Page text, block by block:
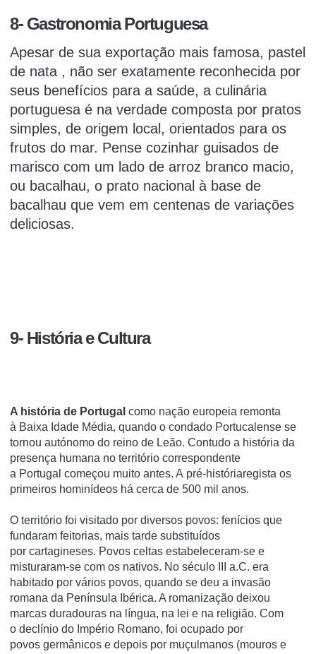
8- Gastronomia Portuguesa
Apesar de sua exportação mais famosa, pastel
de nata , não ser exatamente reconhecida por
seus benefícios para a saúde, a culinária
portuguesa é na verdade composta por pratos
simples, de origem local, orientados para os
frutos do mar. Pense cozinhar guisados de
marisco com um lado de arroz branco macio,
ou bacalhau, o prato nacional à base de
bacalhau que vem em centenas de variações
deliciosas.
9- História e Cultura
A história de Portugal como nação europeia remonta
à Baixa Idade Média, quando o condado Portucalense se
tornou autónomo do reino de Leão. Contudo a história da
presença humana no território correspondente
a Portugal começou muito antes. A pré-históriaregista os
primeiros hominídeos há cerca de 500 mil anos.
O território foi visitado por diversos povos: fenícios que
fundaram feitorias, mais tarde substituídos
por cartagineses. Povos celtas estabeleceram-se e
misturaram-se com os nativos. No século III a.C. era
habitado por vários povos, quando se deu a invasão
romana da Península Ibérica. A romanização deixou
marcas duradouras na língua, na lei e na religião. Com
o declínio do Império Romano, foi ocupado por
povos germânicos e depois por muçulmanos (mouros e